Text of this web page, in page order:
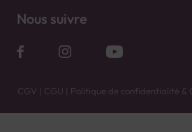
Nous suivre
CGV | CGU | Politique de confidentialité &